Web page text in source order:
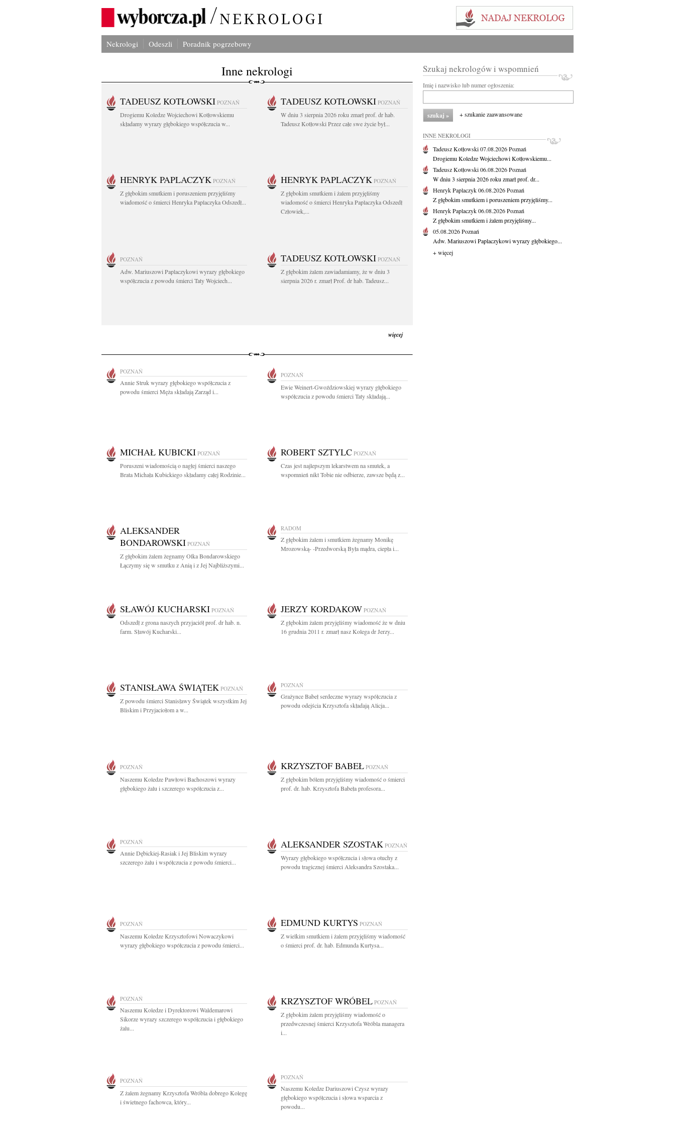
Nekrologi Odeszli Poradnik pogrzebowy
Inne nekrologi
TADEUSZ KOTŁOWSKI POZNAŃ
Drogiemu Koledze Wojciechowi Kotłowskiemu
składamy wyrazy głębokiego współczucia w...
TADEUSZ KOTŁOWSKI POZNAŃ
W dniu 3 sierpnia 2026 roku zmarł prof. dr hab.
Tadeusz Kotłowski Przez całe swe życie był...
HENRYK PAPLACZYK POZNAŃ
Z głębokim smutkiem i poruszeniem przyjęliśmy
wiadomość o śmierci Henryka Paplaczyka Odszedł...
HENRYK PAPLACZYK POZNAŃ
Z głębokim smutkiem i żalem przyjęliśmy
wiadomość o śmierci Henryka Paplaczyka Odszedł
Człowiek,...
POZNAŃ
Adw. Mariuszowi Paplaczykowi wyrazy głębokiego
współczucia z powodu śmierci Taty Wojciech...
TADEUSZ KOTŁOWSKI POZNAŃ
Z głębokim żalem zawiadamiamy, że w dniu 3
sierpnia 2026 r. zmarł Prof. dr hab. Tadeusz...
więcej
POZNAŃ
Annie Struk wyrazy głębokiego współczucia z
powodu śmierci Męża składają Zarząd i...
POZNAŃ
Ewie Weinert-Gwoździowskiej wyrazy głębokiego
współczucia z powodu śmierci Taty składają...
MICHAŁ KUBICKI POZNAŃ
Poruszeni wiadomością o nagłej śmierci naszego
Brata Michała Kubickiego składamy całej Rodzinie...
ROBERT SZTYLC POZNAŃ
Czas jest najlepszym lekarstwem na smutek, a
wspomnień nikt Tobie nie odbierze, zawsze będą z...
ALEKSANDER
BONDAROWSKI POZNAŃ
Z głębokim żalem żegnamy Olka Bondarowskiego
Łączymy się w smutku z Anią i z Jej Najbliższymi...
RADOM
Z głębokim żalem i smutkiem żegnamy Monikę
Mrozowską- -Przedworską Była mądra, ciepła i...
SŁAWÓJ KUCHARSKI POZNAŃ
Odszedł z grona naszych przyjaciół prof. dr hab. n.
farm. Sławój Kucharski...
JERZY KORDAKOW POZNAŃ
Z głębokim żalem przyjęliśmy wiadomość że w dniu
16 grudnia 2011 r. zmarł nasz Kolega dr Jerzy...
STANISŁAWA ŚWIĄTEK POZNAŃ
Z powodu śmierci Stanisławy Świątek wszystkim Jej
Bliskim i Przyjaciołom a w...
POZNAŃ
Grażynce Babeł serdeczne wyrazy współczucia z
powodu odejścia Krzysztofa składają Alicja...
POZNAŃ
Naszemu Koledze Pawłowi Bachoszowi wyrazy
głębokiego żalu i szczerego współczucia z...
KRZYSZTOF BABEŁ POZNAŃ
Z głębokim bólem przyjęliśmy wiadomość o śmierci
prof. dr. hab. Krzysztofa Babeła profesora...
POZNAŃ
Annie Dębickiej-Rasiak i Jej Bliskim wyrazy
szczerego żalu i współczucia z powodu śmierci...
ALEKSANDER SZOSTAK POZNAŃ
Wyrazy głębokiego współczucia i słowa otuchy z
powodu tragicznej śmierci Aleksandra Szostaka...
POZNAŃ
Naszemu Koledze Krzysztofowi Nowaczykowi
wyrazy głębokiego współczucia z powodu śmierci...
EDMUND KURTYS POZNAŃ
Z wielkim smutkiem i żalem przyjęliśmy wiadomość
o śmierci prof. dr. hab. Edmunda Kurtysa...
POZNAŃ
Naszemu Koledze i Dyrektorowi Waldemarowi
Sikorze wyrazy szczerego współczucia i głębokiego
żalu...
KRZYSZTOF WRÓBEL POZNAŃ
Z głębokim żalem przyjęliśmy wiadomość o
przedwczesnej śmierci Krzysztofa Wróbla managera
i...
POZNAŃ
Z żalem żegnamy Krzysztofa Wróbla dobrego Kolegę
i świetnego fachowca, który...
POZNAŃ
Naszemu Koledze Dariuszowi Czysz wyrazy
głębokiego współczucia i słowa wsparcia z
powodu...
Szukaj nekrologów i wspomnień
Imię i nazwisko lub numer ogłoszenia:
+ szukanie zaawansowane
INNE NEKROLOGI
Tadeusz Kotłowski07.08.2026Poznań
Drogiemu Koledze Wojciechowi Kotłowskiemu...
Tadeusz Kotłowski06.08.2026Poznań
W dniu 3 sierpnia 2026 roku zmarł prof. dr...
Henryk Paplaczyk06.08.2026Poznań
Z głębokim smutkiem i poruszeniem przyjęliśmy...
Henryk Paplaczyk06.08.2026Poznań
Z głębokim smutkiem i żalem przyjęliśmy...
05.08.2026Poznań
Adw. Mariuszowi Paplaczykowi wyrazy głębokiego...
+ więcej